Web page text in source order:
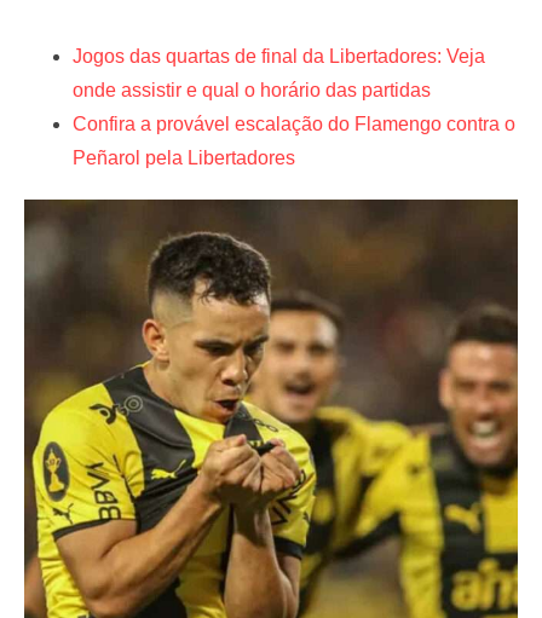
Jogos das quartas de final da Libertadores: Veja
onde assistir e qual o horário das partidas
Confira a provável escalação do Flamengo contra o
Peñarol pela Libertadores